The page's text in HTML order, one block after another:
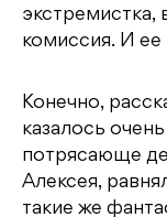
экстремистка,
комиссия. И ее
Конечно,
казалось
потрясающе
Алексея,
такие же